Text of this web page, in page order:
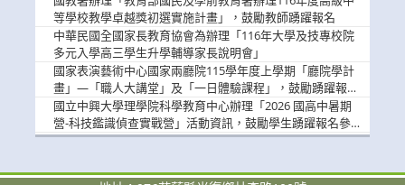
等學校教學卓越獎初選實施計畫」，鼓勵教師踴躍報名
中華民國全國家長教育協會為辦理「116年大學及技專校院
多元入學高三學生升學輔導家長說明會」
國家表演藝術中心國家兩廳院115學年度上學期「廳院學計
畫」—「職人大講堂」及「一日體驗課程」，鼓勵踴躍報名
參與。
國立中興大學理學院科學教育中心辦理「2026 國高中暑期
營-科技鑑識偵查實戰營」活動資訊，鼓勵學生踴躍報名參
加。